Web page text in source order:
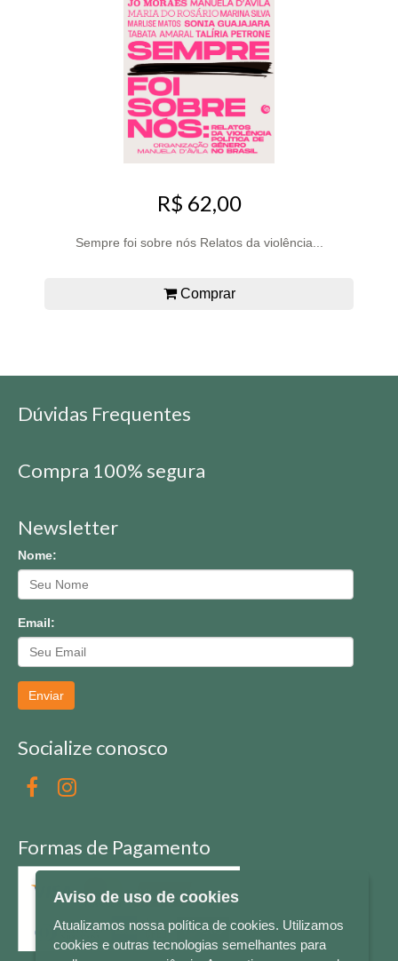
R$ 62,00
Sempre foi sobre nós Relatos da violência...
Comprar
Dúvidas Frequentes
Compra 100% segura
Newsletter
Nome:
Email:
Enviar
Socialize conosco
Formas de Pagamento
Aviso de uso de cookies
Atualizamos nossa política de cookies. Utilizamos
cookies e outras tecnologias semelhantes para